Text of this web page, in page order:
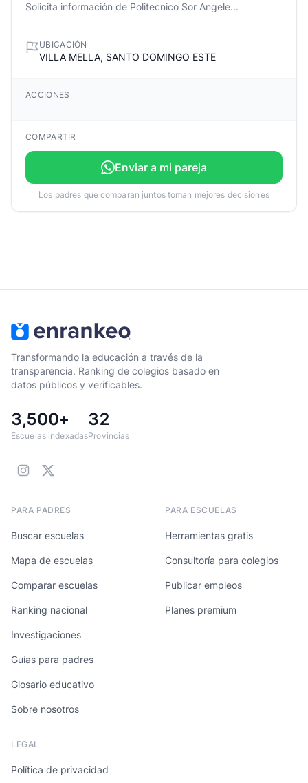
Solicita información de Politecnico Sor Angele...
UBICACIÓN
VILLA MELLA, SANTO DOMINGO ESTE
ACCIONES
COMPARTIR
Enviar a mi pareja
Los padres que comparan juntos toman mejores decisiones
Transformando la educación a través de la
transparencia. Ranking de colegios basado en
datos públicos y verificables.
3,500+
Escuelas indexadas
32
Provincias
PARA PADRES
Buscar escuelas
Mapa de escuelas
Comparar escuelas
Ranking nacional
Investigaciones
Guías para padres
Glosario educativo
Sobre nosotros
PARA ESCUELAS
Herramientas gratis
Consultoría para colegios
Publicar empleos
Planes premium
LEGAL
Política de privacidad